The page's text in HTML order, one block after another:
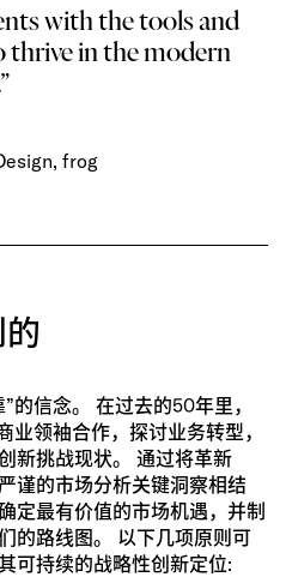
with the tools and
thrive in the modern
frog
的信念。 在过去的50年里，
领袖合作，探讨业务转型，
新挑战现状。 通过将革新
谨的市场分析关键洞察相结
定最有价值的市场机遇，并制
的路线图。 以下几项原则可
可持续的战略性创新定位: